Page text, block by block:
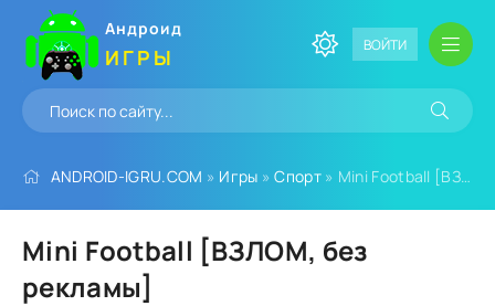
Андроид
ИГРЫ ВОЙТИ
ANDROID-IGRU.COM » Игры »Спорт» Mini Football [ВЗЛОМ, без рекламы]
Mini Football [ВЗЛОМ, без
рекламы]